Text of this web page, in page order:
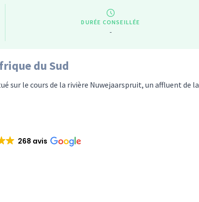
DURÉE CONSEILLÉE
-
du Sud
sur le cours de la rivière Nuwejaarspruit, un affluent de la
268 avis